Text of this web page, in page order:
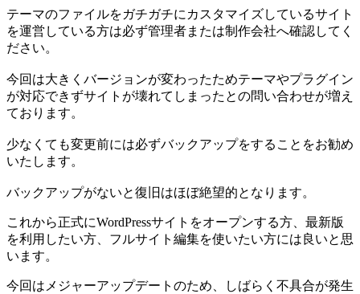
テーマのファイルをガチガチにカスタマイズしているサイト
を運営している方は必ず管理者または制作会社へ確認してく
ださい。
今回は大きくバージョンが変わったためテーマやプラグイン
が対応できずサイトが壊れてしまったとの問い合わせが増え
ております。
少なくても変更前には必ずバックアップをすることをお勧め
いたします。
バックアップがないと復旧はほぼ絶望的となります。
これから正式にWordPressサイトをオープンする方、最新版
を利用したい方、フルサイト編集を使いたい方には良いと思
います。
今回はメジャーアップデートのため、しばらく不具合が発生